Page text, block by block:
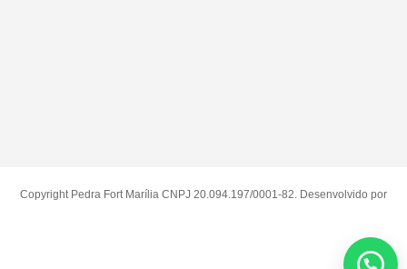
Copyright Pedra Fort Marília CNPJ 20.094.197/0001-82. Desenvolvido por